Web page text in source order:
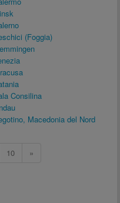
(Foggia)
Consilina
Macedonia del Nord
10 »